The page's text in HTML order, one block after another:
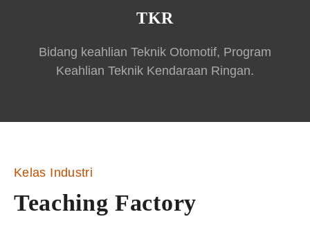
TKR
Bidang keahlian Teknik Otomotif, Program
Keahlian Teknik Kendaraan Ringan.
Kelas Industri
Teaching Factory